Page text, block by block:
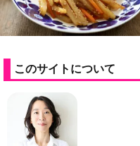
このサイトについて